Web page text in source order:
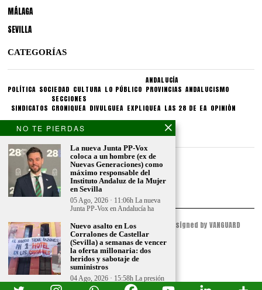
MÁLAGA
SEVILLA
CATEGORÍAS
POLÍTICA SOCIEDAD CULTURA LO PÚBLICO
ANDALUCÍA
PROVINCIAS ANDALUCISMO
SINDICATOS
SECCIONES
CRONIQUEA DIVULGUEA EXPLIQUEA LAS 28 DE EA OPINIÓN
CONDICIONES LEGALES
Aviso legal
Politica de privacidad
Politica de condiciones
© 2023 - ESPACIO ANDALUZ - All Rights Reserved. Designed by VANGUARD
PEAK
NO TE PIERDAS
La nueva Junta PP-Vox
coloca a un hombre (ex de
Nuevas Generaciones) como
máximo responsable del
Instituto Andaluz de la Mujer
en Sevilla
05 Ago, 2026 · 11:06h La nueva
Junta PP-Vox en Andalucía ha
Nuevo asalto en Los
Corralones de Castellar
(Sevilla) a semanas de vencer
la oferta millonaria: dos
heridos y sabotaje de
suministros
04 Ago, 2026 · 15:58h La presión
contra el enclave artesanal del